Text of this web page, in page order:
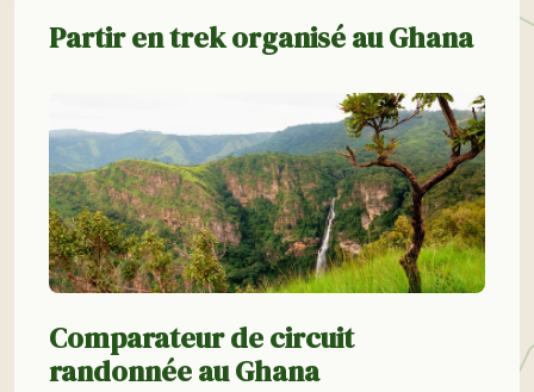
Partir en trek organisé au Ghana
Comparateur de circuit
randonnée au Ghana